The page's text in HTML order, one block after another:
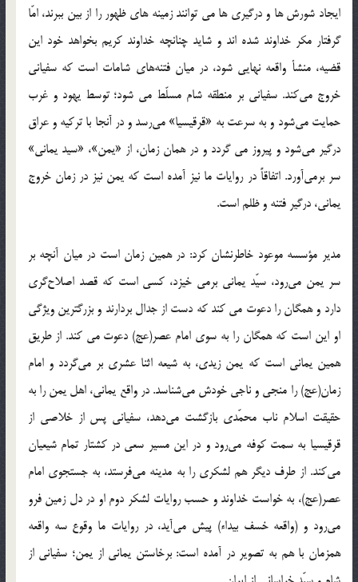
ایجاد شورش ها و درگیری ها می توانند زمینه های ظهور را از بین ببرند، امّا
گرفتار مکر خداوند شده اند و شاید چنانچه خداوند کریم بخواهد خود این
قضیه، منشأ واقعه نهایی شود، در میان فتنه‌های شامات است که سفیانی
خروج می‌کند. سفیانی بر منطقه شام مسلّط می شود؛ توسط یهود و غرب
حمایت می‌شود و به سرعت به «قرقیسیا» می‌رسد و در آنجا با ترکیه و عراق
درگیر می‌شود و پیروز می گردد و در همان زمان، از «یمن»، «سید یمانی»
سر برمی‌آورد. اتفاقاً در روایات ما نیز آمده است که یمن نیز در زمان خروج
یمانی، درگیر فتنه و ظلم است.
مدیر مؤسسه موعود خاطرنشان کرد: در همین زمان است در میان آنچه بر
سر یمن می‌رود، سیّد یمانی برمی خیزد، کسی است که قصد اصلاح‌گری
دارد و همگان را دعوت می کند که دست از جدال بردارند و بزرگترین ویژگی
او این است که همگان را به سوی امام عصر(عج) دعوت می کند. از طریق
همین یمانی است که یمن زیدی، به شیعه اثنا عشری بر می‌گردد و امام
زمان(عج) را منجی و ناجی خودش می‌شناسد. در واقع یمانی، اهل یمن را به
حقیقت اسلام ناب محمّدی بازگشت می‌دهد، سفیانی پس از خلاصی از
قرقیسیا به سمت کوفه می‌رود و در این مسیر سعی در کشتار تمام شیعیان
می‌کند. از طرف دیگر هم لشکری را به مدینه می‌فرستد، به جستجوی امام
عصر(عج)، به خواست خداوند و حسب روایات لشکر دوم او در دل زمین فرو
می‌رود و (واقعه خسف بیداء) پیش می‌آید، در روایات ما وقوع سه واقعه
همزمان با هم به تصویر در آمده است: برخاستن یمانی از یمن؛ سفیانی از